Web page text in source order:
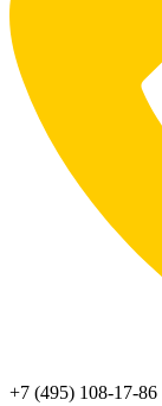
+7 (495) 108-17-86